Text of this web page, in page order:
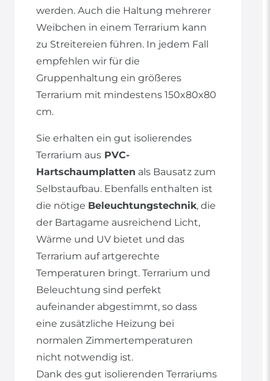
werden. Auch die Haltung mehrerer
Weibchen in einem Terrarium kann
zu Streitereien führen. In jedem Fall
empfehlen wir für die
Gruppenhaltung ein größeres
Terrarium mit mindestens 150x80x80
cm.
Sie erhalten ein gut isolierendes
Terrarium aus PVC-
Hartschaumplatten als Bausatz zum
Selbstaufbau. Ebenfalls enthalten ist
die nötige Beleuchtungstechnik, die
der Bartagame ausreichend Licht,
Wärme und UV bietet und das
Terrarium auf artgerechte
Temperaturen bringt. Terrarium und
Beleuchtung sind perfekt
aufeinander abgestimmt, so dass
eine zusätzliche Heizung bei
normalen Zimmertemperaturen
nicht notwendig ist.
Dank des gut isolierenden Terrariums